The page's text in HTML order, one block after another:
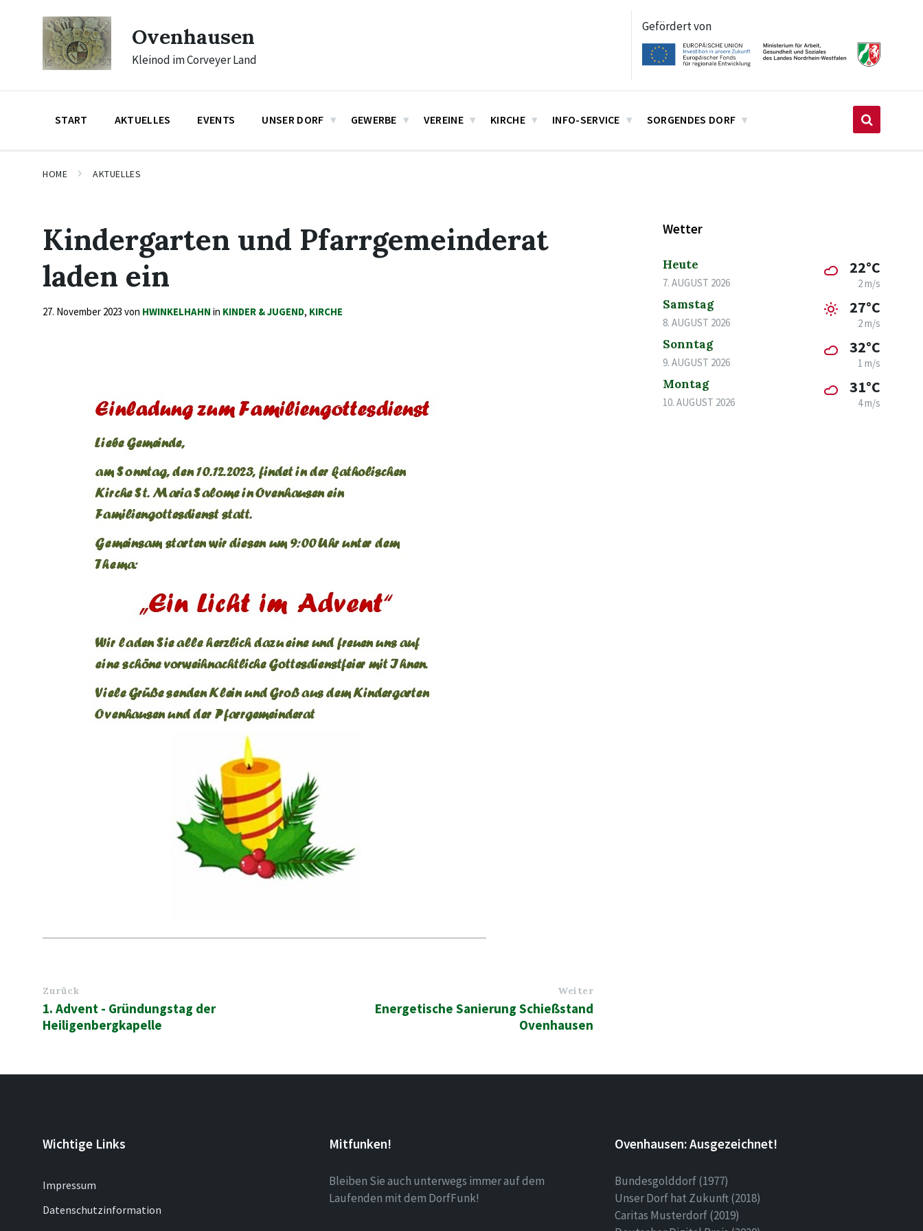
navigation
Ovenhausen
Kleinod im Corveyer Land
Gefördert von
START AKTUELLES EVENTS UNSER DORF GEWERBE VEREINE KIRCHE INFO-SERVICE SORGENDES DORF
HOME AKTUELLES
Kindergarten und Pfarrgemeinderat
laden ein
27. November 2023 von HWINKELHAHN in KINDER & JUGEND, KIRCHE
Zurück
1. Advent - Gründungstag der
Heiligenbergkapelle
Weiter
Energetische Sanierung Schießstand
Ovenhausen
Wetter
Heute
7. AUGUST 2026
22°C
2 m/s
Samstag
8. AUGUST 2026
27°C
2 m/s
Sonntag
9. AUGUST 2026
32°C
1 m/s
Montag
10. AUGUST 2026
31°C
4 m/s
Wichtige Links
Impressum
Datenschutzinformation
Mitfunken!
Bleiben Sie auch unterwegs immer auf dem
Laufenden mit dem DorfFunk!
Ovenhausen: Ausgezeichnet!
Bundesgolddorf (1977)
Unser Dorf hat Zukunft (2018)
Caritas Musterdorf (2019)